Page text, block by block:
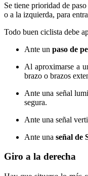
Se tiene prioridad de
o a la izquierda, para
Todo buen ciclista debe
Ante un paso de
Al aproximarse a
brazo o brazos
Ante una señal
segura.
Ante una señal
Ante una señal de
Giro a la derecha